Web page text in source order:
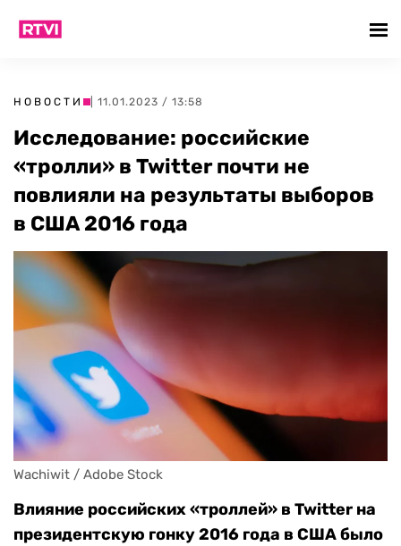
НОВОСТИ | 11.01.2023 / 13:58
Исследование: российские
«тролли» в Twitter почти не
повлияли на результаты выборов
в США 2016 года
Wachiwit / Adobe Stock
Влияние российских «троллей» в Twitter на
президентскую гонку 2016 года в США было